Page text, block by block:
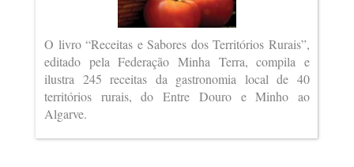
O livro “Receitas e Sabores dos Territórios Rurais”,
editado pela Federação Minha Terra, compila e
ilustra 245 receitas da gastronomia local de 40
territórios rurais, do Entre Douro e Minho ao
Algarve.